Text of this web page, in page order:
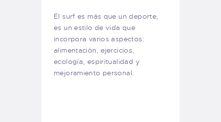
El surf es más que un deporte,
es un estilo de vida que
incorpora varios aspectos:
alimentación, ejercicios,
ecología, espiritualidad y
mejoramiento personal.